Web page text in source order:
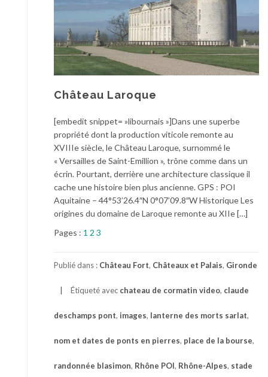
Château Laroque
[embedit snippet= »libournais »]Dans une superbe
propriété dont la production viticole remonte au
XVIIIe siècle, le Château Laroque, surnommé le
« Versailles de Saint-Emillion », trône comme dans un
écrin. Pourtant, derrière une architecture classique il
cache une histoire bien plus ancienne. GPS : POI
Aquitaine – 44°53’26.4″N 0°07’09.8″W Historique Les
origines du domaine de Laroque remonte au XIIe […]
Pages : 1 2 3
Publié dans : Château Fort, Châteaux et Palais, Gironde
Étiqueté avec chateau de cormatin video, claude
deschamps pont, images, lanterne des morts sarlat,
nom et dates de ponts en pierres, place de la bourse,
randonnée blasimon, Rhône POI, Rhône-Alpes, stade